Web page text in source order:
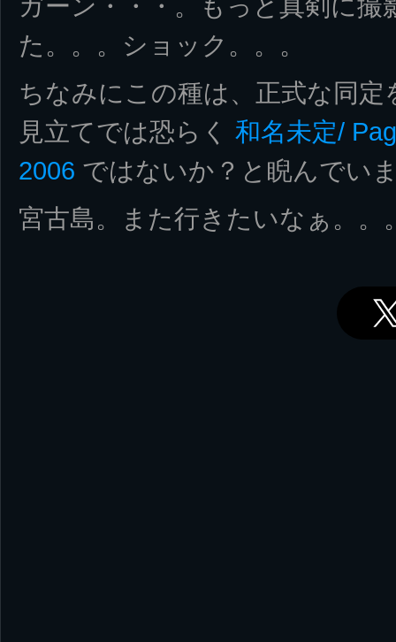
た。。。ショック。。。
ちなみにこの種は、正式な同
見立てでは恐らく 和名未定/
2006 ではないか？と睨んでい
宮古島。また行きたいなぁ。。